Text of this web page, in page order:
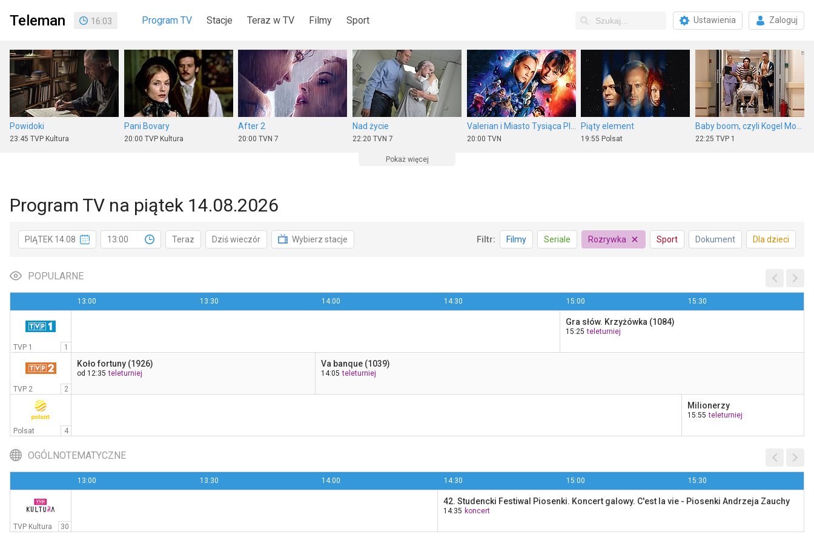
Teleman 16:03 Program TV Stacje Teraz w TV Filmy Sport Ustawienia Zaloguj
Powidoki
23:45 TVP Kultura
Pani Bovary
20:00 TVP Kultura
After 2
20:00 TVN 7
Nad życie
22:20 TVN 7 20:00 TVN
Piąty element
19:55 Polsat 22:25 TVP 1
Agent
20:10ale kino+
W jak morderstwo
22:45 Polsat
Puls Kabaret
20:00TV Puls
Brunet wieczorową porą Strażnik Teksasu sezon 2, odc. 1
18:05TV 6
Ambulans
21:00Polsat Film
Mad Max: Na drodze gniewu
23:00TVN
Nikita
23:50 Polsat Film
Pokaż więcej
Program TV na piątek 14.08.2026
PIĄTEK 14.08 13:00 Teraz Dziś wieczór Wybierz stacje Filtr: Filmy Seriale Rozrywka Sport Dokument Dla dzieci
POPULARNE
13:00 13:30 14:00 14:30 15:00 15:30
TVP 1 1
Gra słów. Krzyżówka (1084)
15:25 teleturniej
TVP 2 2
Koło fortuny (1926)
od 12:35 teleturniej
Va banque (1039)
14:05 teleturniej
Polsat 4
Milionerzy
15:55 teleturniej
OGÓLNOTEMATYCZNE
13:00 13:30 14:00 14:30 15:00 15:30
TVP Kultura 30
42. Studencki Festiwal Piosenki. Koncert galowy. C'est la vie - Piosenki Andrzeja Zauchy
14:35 koncert